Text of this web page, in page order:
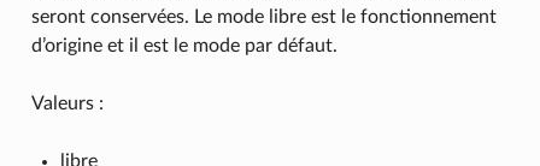
seront conservées. Le mode libre est le fonctionnement
d’origine et il est le mode par défaut.
Valeurs :
libre